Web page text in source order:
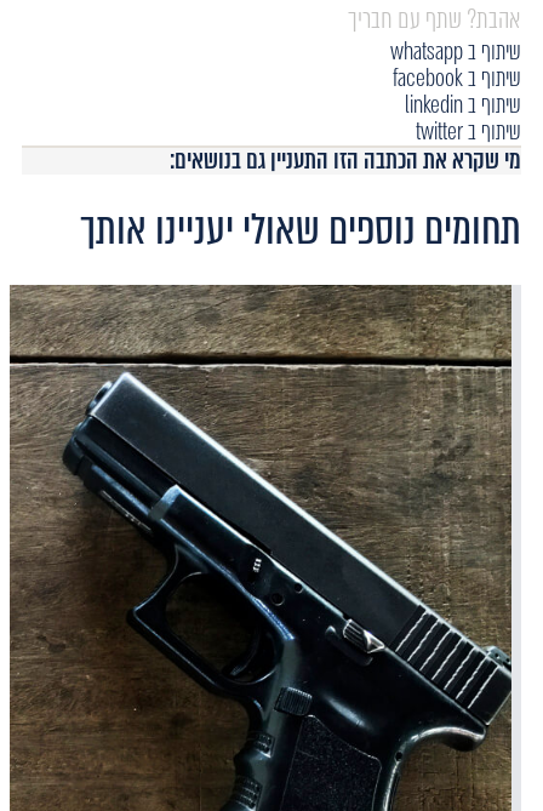
אהבת? שתף עם חבריך
שיתוף ב whatsapp
שיתוף ב facebook
שיתוף ב linkedin
שיתוף ב twitter
מי שקרא את הכתבה הזו התעניין גם בנושאים:
תחומים נוספים שאולי יעניינו אותך